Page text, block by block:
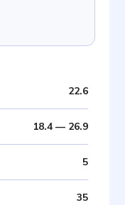
22.6
18.4— 26.9
5
35